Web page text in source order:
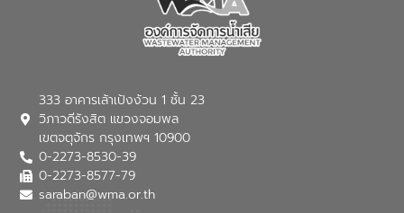
333 อาคารเล้าเป้งง้วน 1 ชั้น 23
วิภาวดีรังสิต แขวงจอมพล
เขตจตุจักร กรุงเทพฯ 10900
0-2273-8530-39
0-2273-8577-79
saraban@wma.or.th